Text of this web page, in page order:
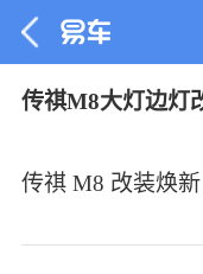
传祺M8大灯边灯
传祺 M8 改装焕